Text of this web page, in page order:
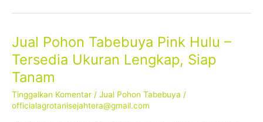
Jual Pohon Tabebuya Pink Hulu –
Tersedia Ukuran Lengkap, Siap
Tanam
Tinggalkan Komentar / Jual Pohon Tabebuya /
officialagrotanisejahtera@gmail.com
Jual
Pohon
Tabebuya
Pink
Hulu
–